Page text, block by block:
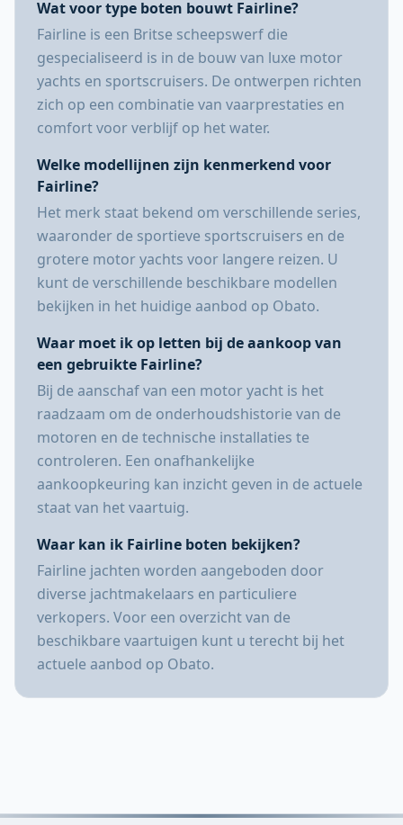
Wat voor type boten bouwt Fairline?
Fairline is een Britse scheepswerf die
gespecialiseerd is in de bouw van luxe motor
yachts en sportscruisers. De ontwerpen richten
zich op een combinatie van vaarprestaties en
comfort voor verblijf op het water.
Welke modellijnen zijn kenmerkend voor
Fairline?
Het merk staat bekend om verschillende series,
waaronder de sportieve sportscruisers en de
grotere motor yachts voor langere reizen. U
kunt de verschillende beschikbare modellen
bekijken in het huidige aanbod op Obato.
Waar moet ik op letten bij de aankoop van
een gebruikte Fairline?
Bij de aanschaf van een motor yacht is het
raadzaam om de onderhoudshistorie van de
motoren en de technische installaties te
controleren. Een onafhankelijke
aankoopkeuring kan inzicht geven in de actuele
staat van het vaartuig.
Waar kan ik Fairline boten bekijken?
Fairline jachten worden aangeboden door
diverse jachtmakelaars en particuliere
verkopers. Voor een overzicht van de
beschikbare vaartuigen kunt u terecht bij het
actuele aanbod op Obato.